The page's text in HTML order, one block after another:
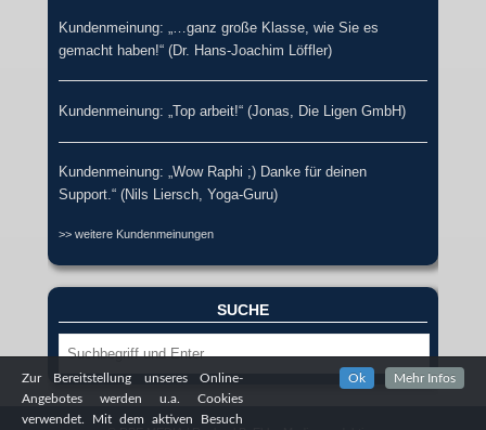
Kundenmeinung: „…ganz große Klasse, wie Sie es
gemacht haben!“ (Dr. Hans-Joachim Löffler)
Kundenmeinung: „Top arbeit!“ (Jonas, Die Ligen GmbH)
Kundenmeinung: „Wow Raphi ;) Danke für deinen
Support.“ (Nils Liersch, Yoga-Guru)
>> weitere Kundenmeinungen
SUCHE
Zur Bereitstellung unseres Online-
Angebotes werden u.a. Cookies
verwendet. Mit dem aktiven Besuch
Ok Mehr Infos